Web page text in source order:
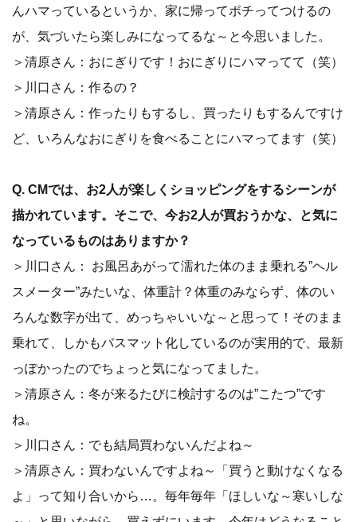
んハマっているというか、家に帰ってポチってつけるの
が、気づいたら楽しみになってるな～と今思いました。
＞清原さん：おにぎりです！おにぎりにハマってて（笑）
＞川口さん：作るの？
＞清原さん：作ったりもするし、買ったりもするんですけ
ど、いろんなおにぎりを食べることにハマってます（笑）
Q. CMでは、お2人が楽しくショッピングをするシーンが
描かれています。そこで、今お2人が買おうかな、と気に
なっているものはありますか？
＞川口さん： お風呂あがって濡れた体のまま乗れる”ヘル
スメーター”みたいな、体重計？体重のみならず、体のい
ろんな数字が出て、めっちゃいいな～と思って！そのまま
乗れて、しかもバスマット化しているのが実用的で、最新
っぽかったのでちょっと気になってました。
＞清原さん：冬が来るたびに検討するのは”こたつ”です
ね。
＞川口さん：でも結局買わないんだよね～
＞清原さん：買わないんですよね～「買うと動けなくなる
よ」って知り合いから…。毎年毎年「ほしいな～寒いしな